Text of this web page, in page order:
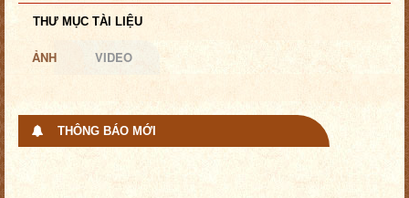
THƯ MỤC TÀI LIỆU
ẢNH VIDEO
THÔNG BÁO MỚI